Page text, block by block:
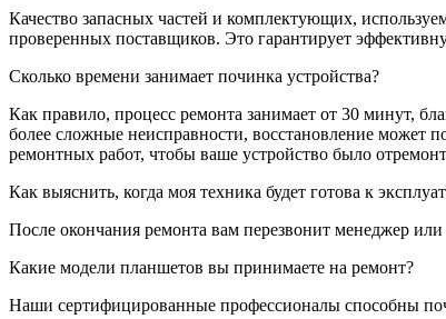
Качество запасных частей и комплектующих,
проверенных поставщиков. Это гарантирует
Сколько времени занимает починка устройства?
Как правило, процесс ремонта занимает от 30 минут,
более сложные неисправности, восстановление может
ремонтных работ, чтобы ваше устройство было
Как выяснить, когда моя техника будет готова к
После окончания ремонта вам перезвонит менеджер
Какие модели планшетов вы принимаете на ремонт?
Наши сертифицированные профессионалы способны